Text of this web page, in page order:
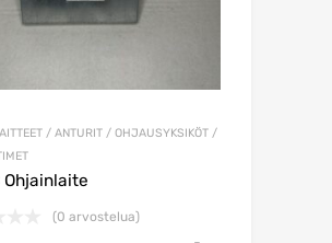
/ ANTURIT / OHJAUSYKSIKÖT /
Ohjainlaite
(0 arvostelua)